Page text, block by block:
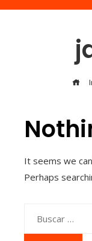
It seems we
Perhaps